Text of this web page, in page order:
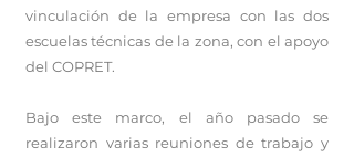
vinculación de la empresa con las dos
escuelas técnicas de la zona, con el apoyo
del COPRET.
Bajo este marco, el año pasado se
realizaron varias reuniones de trabajo y